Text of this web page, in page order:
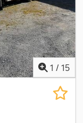
1 / 15